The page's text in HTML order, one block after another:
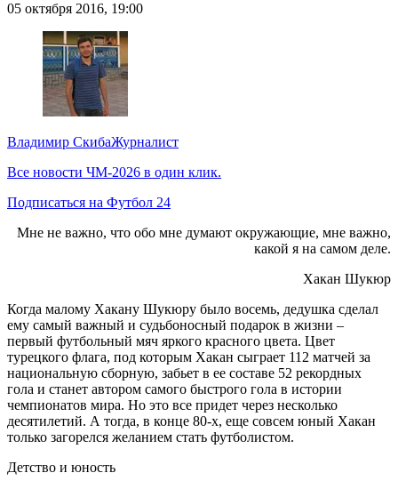
05 октября 2016, 19:00
Владимир СкибаЖурналист
Все новости ЧМ-2026 в один клик.
Подписаться на Футбол 24
Мне не важно, что обо мне думают окружающие, мне важно,
какой я на самом деле.
Хакан Шукюр
Когда малому Хакану Шукюру было восемь, дедушка сделал
ему самый важный и судьбоносный подарок в жизни –
первый футбольный мяч яркого красного цвета. Цвет
турецкого флага, под которым Хакан сыграет 112 матчей за
национальную сборную, забьет в ее составе 52 рекордных
гола и станет автором самого быстрого гола в истории
чемпионатов мира. Но это все придет через несколько
десятилетий. А тогда, в конце 80-х, еще совсем юный Хакан
только загорелся желанием стать футболистом.
Детство и юность